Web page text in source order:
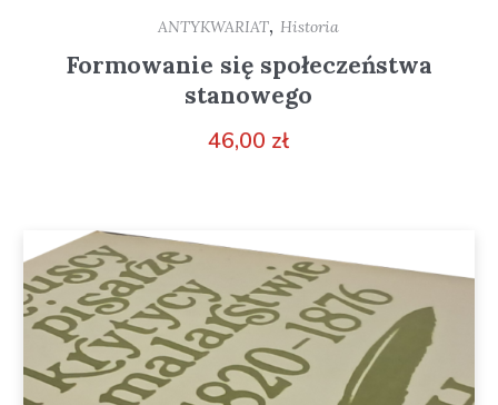
ANTYKWARIAT,Historia
Formowanie się społeczeństwa
stanowego
46,00 zł